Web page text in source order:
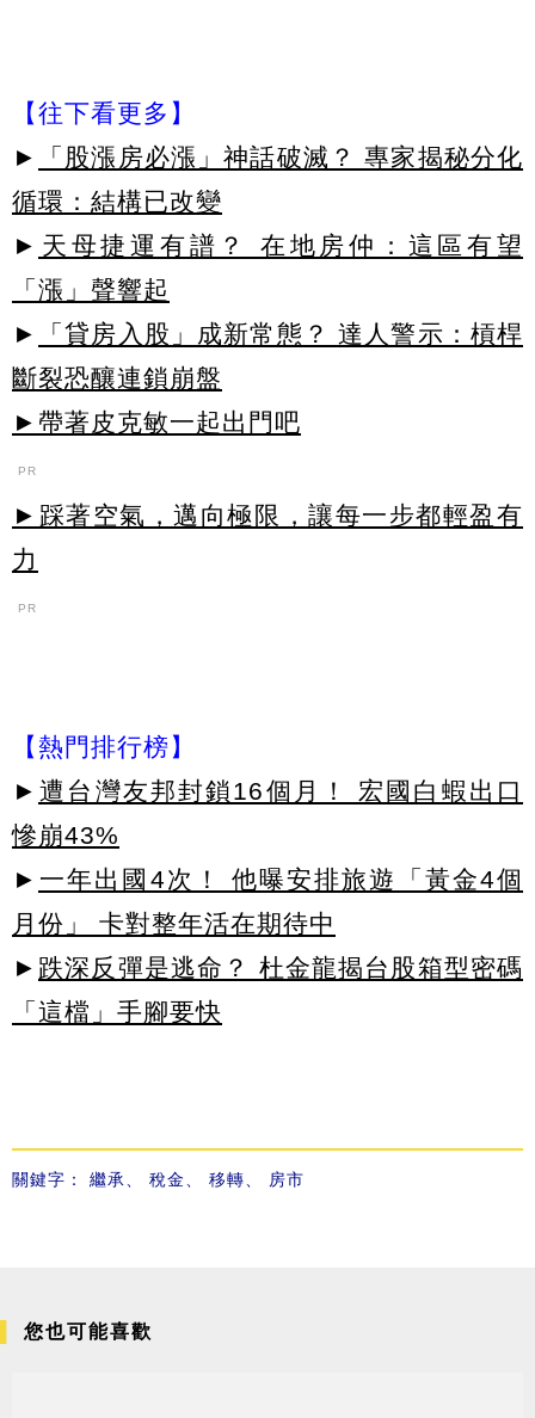
【往下看更多】
►
「股漲房必漲」神話破滅？ 專家揭秘分化
循環：結構已改變
► 天母捷運有譜？ 在地房仲：這區有望
「漲」聲響起
►
「貸房入股」成新常態？ 達人警示：槓桿
斷裂恐釀連鎖崩盤
►帶著皮克敏一起出門吧
PR
►踩著空氣，邁向極限，讓每一步都輕盈有
力
PR
【熱門排行榜】
► 遭台灣友邦封鎖16個月！ 宏國白蝦出口
慘崩43%
► 一年出國4次！ 他曝安排旅遊「黃金4個
月份」 卡對整年活在期待中
► 跌深反彈是逃命？ 杜金龍揭台股箱型密碼
「這檔」手腳要快
關鍵字： 繼承 稅金 移轉 房市
您也可能喜歡